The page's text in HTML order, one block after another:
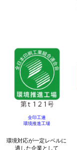
全印工連
環境推進工場
環境対応が一定レベルに
適した企業として